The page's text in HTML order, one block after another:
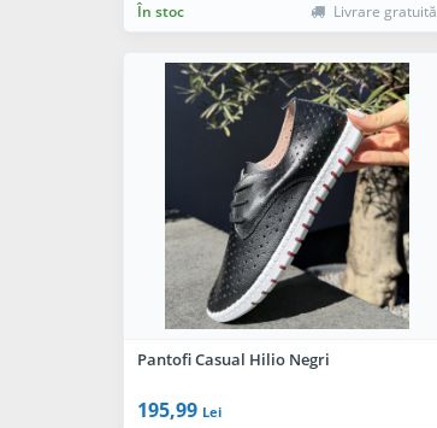
În stoc Livrare gratuită
Pantofi Casual Hilio Negri
195,99 Lei